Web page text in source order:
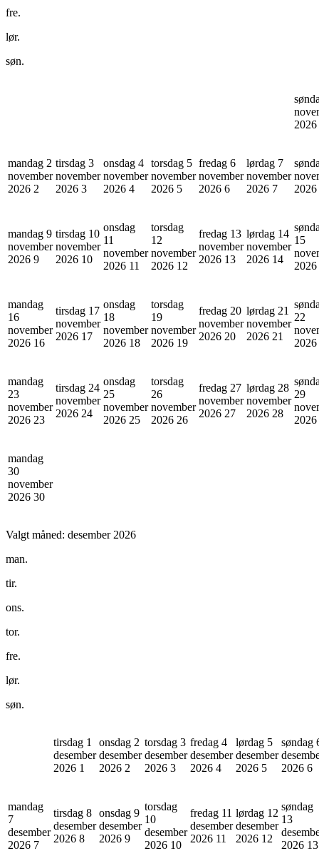
fre.
lør.
søn.
2026
mandag 2
november
2026 2
tirsdag 3
november
2026 3
onsdag 4
november
2026 4
torsdag 5
november
2026 5
fredag 6
november
2026 6
lørdag 7
november
2026 7
2026
mandag 9
november
2026 9
tirsdag 10
november
2026 10
onsdag
11
november
2026 11
torsdag
12
november
2026 12
fredag 13
november
2026 13
lørdag 14
november
2026 14
15
2026
mandag
16
november
2026 16
tirsdag 17
november
2026 17
onsdag
18
november
2026 18
torsdag
19
november
2026 19
fredag 20
november
2026 20
lørdag 21
november
2026 21
22
2026
mandag
23
november
2026 23
tirsdag 24
november
2026 24
onsdag
25
november
2026 25
torsdag
26
november
2026 26
fredag 27
november
2026 27
lørdag 28
november
2026 28
29
2026
mandag
30
november
2026 30
Valgt måned: desember 2026
man.
tir.
ons.
tor.
fre.
lør.
søn.
tirsdag 1
desember
2026 1
onsdag 2
desember
2026 2
torsdag 3
desember
2026 3
fredag 4
desember
2026 4
lørdag 5
desember
2026 5
søndag
2026 6
mandag
7
desember
2026 7
tirsdag 8
desember
2026 8
onsdag 9
desember
2026 9
torsdag
10
desember
2026 10
fredag 11
desember
2026 11
lørdag 12
desember
2026 12
søndag
13
2026 13